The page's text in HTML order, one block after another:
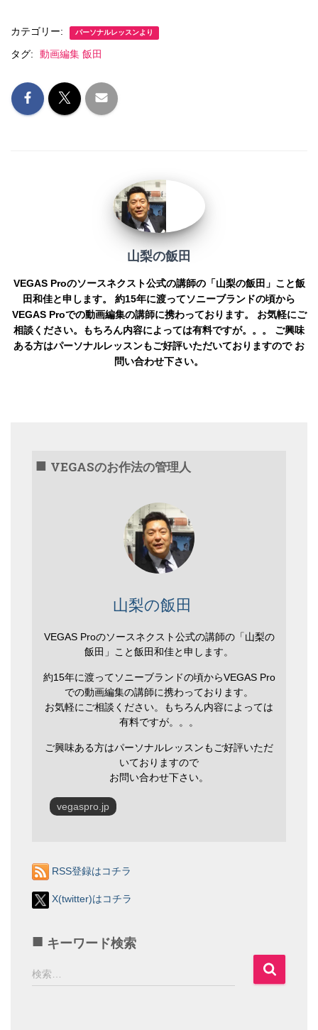
c
e
o
o
tt
er
e
ss ail
カテゴリー: パーソナルレッスンより
タグ: 動画編集 飯田
山梨の飯田
VEGAS Proのソースネクスト公式の講師の「山梨の飯田」こと飯
田和佳と申します。 約15年に渡ってソニーブランドの頃から
VEGAS Proでの動画編集の講師に携わっております。 お気軽にご
相談ください。もちろん内容によっては有料ですが。。。 ご興味
ある方はパーソナルレッスンもご好評いただいておりますので お
問い合わせ下さい。
VEGASのお作法の管理人
山梨の飯田
VEGAS Proのソースネクスト公式の講師の「山梨の
飯田」こと飯田和佳と申します。
約15年に渡ってソニーブランドの頃からVEGAS Pro
での動画編集の講師に携わっております。
お気軽にご相談ください。もちろん内容によっては
有料ですが。。。
ご興味ある方はパーソナルレッスンもご好評いただ
いておりますので
お問い合わせ下さい。
vegaspro.jp
RSS登録はコチラ
X(twitter)はコチラ
キーワード検索
検
索
検索…